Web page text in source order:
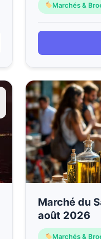
Marchés &
Marché du
août 2026
Marchés &